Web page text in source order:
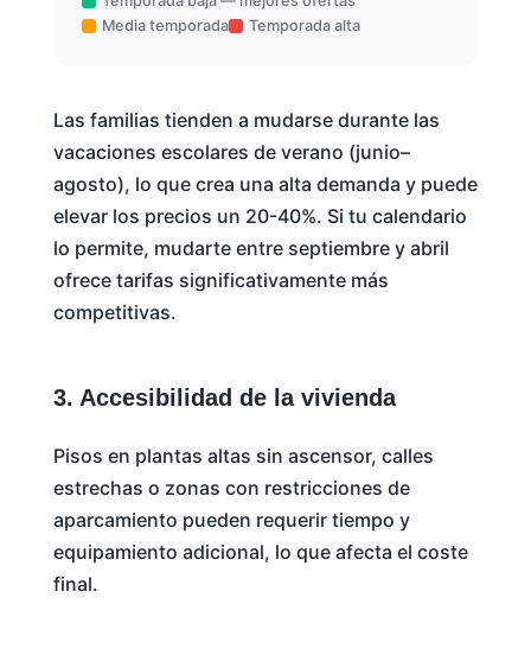
Media temporada
Temporada alta
Las familias tienden a mudarse durante las
vacaciones escolares de verano (junio–
agosto), lo que crea una alta demanda y puede
elevar los precios un 20-40%. Si tu calendario
lo permite, mudarte entre septiembre y abril
ofrece tarifas significativamente más
competitivas.
3. Accesibilidad de la vivienda
Pisos en plantas altas sin ascensor, calles
estrechas o zonas con restricciones de
aparcamiento pueden requerir tiempo y
equipamiento adicional, lo que afecta el coste
final.